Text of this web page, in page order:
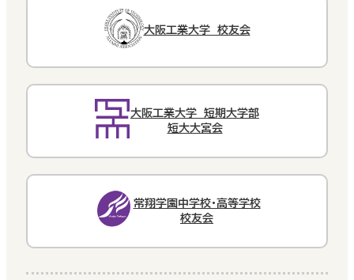
大阪工業大学 校友会
大阪工業大学 短期大学部
短大大宮会
常翔学園中学校・高等学校
校友会